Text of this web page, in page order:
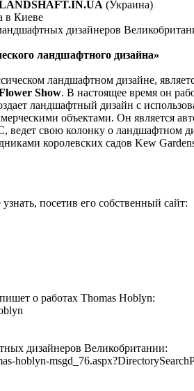
(Украина)
в Киеве
дизайнеров
ландшафтного дизайна»
ландшафтном дизайне,
Show. В настоящее время он
ландшафтный дизайн с
объектами. Он является
ведет свою колонку о ландшафтном
королевских садов Kew
посетив его собственный сайт:
о работах Thomas Hoblyn:
дизайнеров Великобритании:
hoblyn-